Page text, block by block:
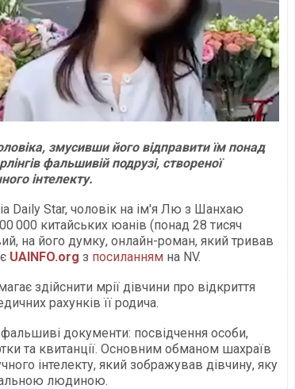
змусивши його відправити їм понад
фальшивій подрузі, створеної
інтелекту.
Daily Star, чоловік на ім'я Лю з Шанхаю
000 китайських юанів (понад 28 тисяч
на його думку, онлайн-роман, який тривав
UAINFO.org з посиланням на NV.
здійснити мрії дівчини про відкриття
рахунків її родича.
документи: посвідчення особи,
та квитанції. Основним обманом шахраїв
інтелекту, який зображував дівчину, яку
людиною.